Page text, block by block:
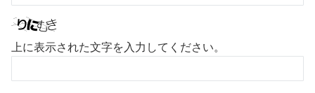
上に表示された文字を入力してください。